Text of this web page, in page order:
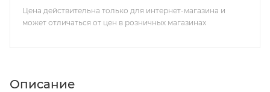
Цена действительна только для интернет-магазина и
может отличаться от цен в розничных магазинах
Описание